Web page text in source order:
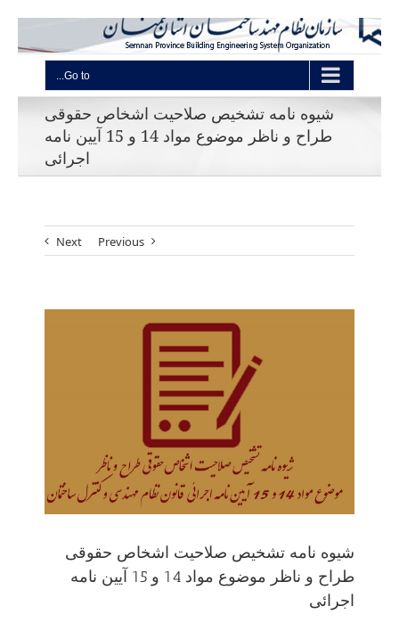
Go to...
شیوه نامه تشخیص صلاحیت اشخاص حقوقی
طراح و ناظر موضوع مواد 14 و 15 آیین نامه
اجرائی
Previous
Next
شیوه نامه تشخیص صلاحیت اشخاص حقوقی
طراح و ناظر موضوع مواد 14 و 15 آیین نامه
اجرائی